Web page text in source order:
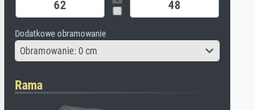
Dodatkowe obramowanie
Obramowanie: 0 cm
Rama